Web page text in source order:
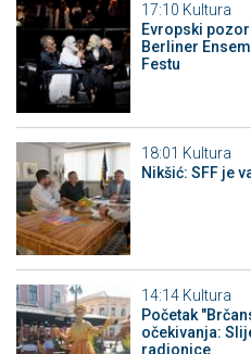
17:10 Kultura
Evropski
Berliner
Festu
18:01 Kultura
Nikšić: SFF je
14:14 Kultura
Početak
očekivanja:
radionice